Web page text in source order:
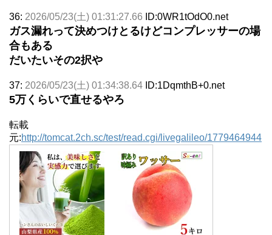
36: 2026/05/23(土) 01:31:27.66 ID:0WR1tOdO0.net
ガス漏れって決めつけとるけどコンプレッサーの場
合もある
だいたいその2択や
37: 2026/05/23(土) 01:34:38.64 ID:1DqmthB+0.net
5万くらいで直せるやろ
転載
元:http://tomcat.2ch.sc/test/read.cgi/livegalileo/1779464944